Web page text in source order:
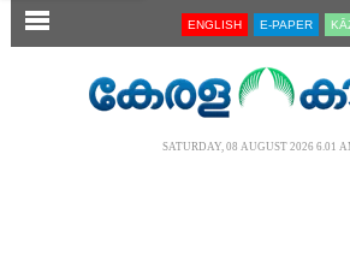
SECTIONS ENGLISH E-PAPER
SATURDAY, 08 AUGUST 2026 6.01